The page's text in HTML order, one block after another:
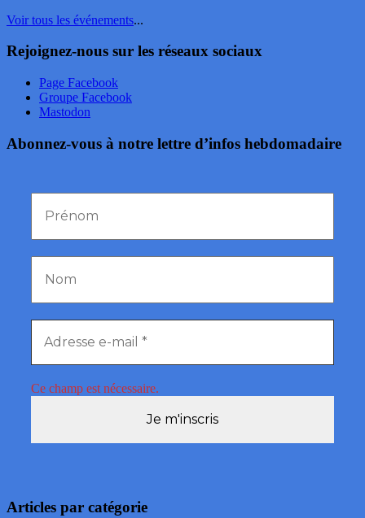
Voir tous les événements...
Rejoignez-nous sur les réseaux sociaux
Page Facebook
Groupe Facebook
Mastodon
Abonnez-vous à notre lettre d’infos hebdomadaire
Ce champ est nécessaire.
Articles par catégorie